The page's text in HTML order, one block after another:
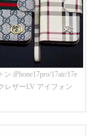
iPhone17pro/17air/17e
レザーLV アイフォン
14/13携帯ケース 大